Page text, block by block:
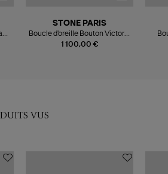
1 100,00 €
STONE PARIS
Boucle d'oreille Bouton Victoria
Or Blanc Diamants (vendue à
VUS